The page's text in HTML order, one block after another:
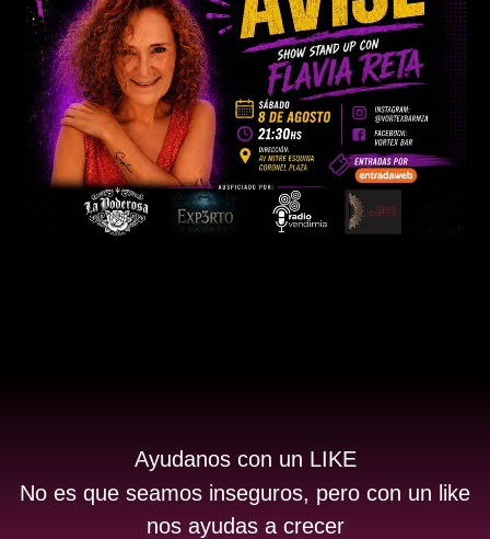
Ayudanos con un LIKE
No es que seamos inseguros, pero con un like
nos ayudas a crecer